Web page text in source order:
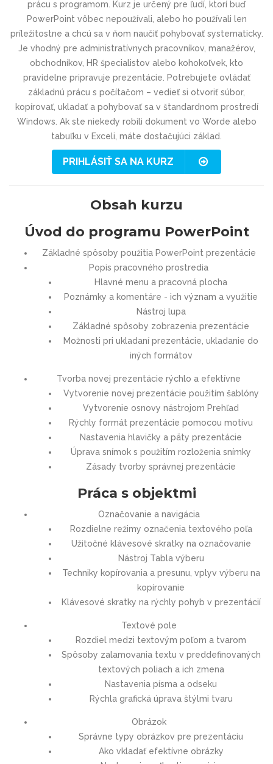
prácu s programom. Kurz je určený pre ľudí, ktorí buď
PowerPoint vôbec nepoužívali, alebo ho používali len
príležitostne a chcú sa v ňom naučiť pohybovať systematicky.
Je vhodný pre administratívnych pracovníkov, manažérov,
obchodníkov, HR špecialistov alebo kohokoľvek, kto
pravidelne pripravuje prezentácie. Potrebujete ovládať
základnú prácu s počítačom – vedieť si otvoriť súbor,
kopírovať, ukladať a pohybovať sa v štandardnom prostredí
Windows. Ak ste niekedy robili dokument vo Worde alebo
tabuľku v Exceli, máte dostačujúci základ.
PRIHLÁSIŤ SA NA KURZ
Obsah kurzu
Úvod do programu PowerPoint
Základné spôsoby použitia PowerPoint prezentácie
Popis pracovného prostredia
Hlavné menu a pracovná plocha
Poznámky a komentáre - ich význam a využitie
Nástroj lupa
Základné spôsoby zobrazenia prezentácie
Možnosti pri ukladaní prezentácie, ukladanie do
iných formátov
Tvorba novej prezentácie rýchlo a efektívne
Vytvorenie novej prezentácie použitím šablóny
Vytvorenie osnovy nástrojom Prehľad
Rýchly formát prezentácie pomocou motívu
Nastavenia hlavičky a päty prezentácie
Úprava snímok s použitím rozloženia snímky
Zásady tvorby správnej prezentácie
Práca s objektmi
Označovanie a navigácia
Rozdielne režimy označenia textového poľa
Užitočné klávesové skratky na označovanie
Nástroj Tabla výberu
Techniky kopírovania a presunu, vplyv výberu na
kopírovanie
Klávesové skratky na rýchly pohyb v prezentácií
Textové pole
Rozdiel medzi textovým poľom a tvarom
Spôsoby zalamovania textu v preddefinovaných
textových poliach a ich zmena
Nastavenia písma a odseku
Rýchla grafická úprava štýlmi tvaru
Obrázok
Správne typy obrázkov pre prezentáciu
Ako vkladať efektívne obrázky